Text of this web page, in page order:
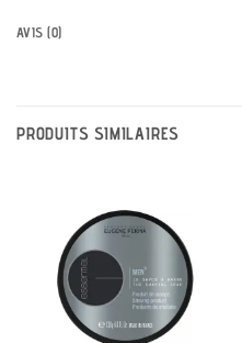
AVIS (0)
PRODUITS SIMILAIRES